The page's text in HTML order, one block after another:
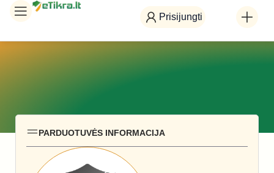
Prisijungti
PARDUOTUVĖS INFORMACIJA